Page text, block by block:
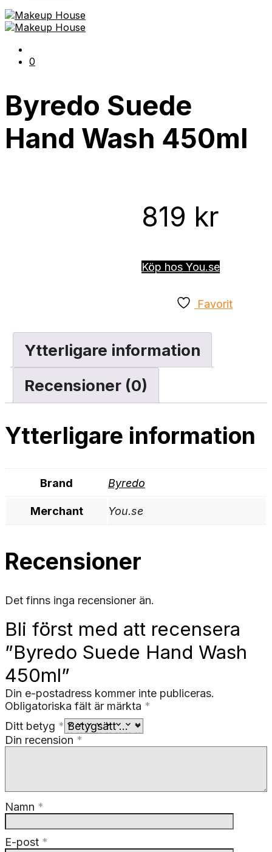
0
Byredo Suede
Hand Wash 450ml
819 kr
Köp hos You.se
Favorit
Ytterligare information
Recensioner (0)
Ytterligare information
Brand Byredo
Merchant You.se
Recensioner
Det finns inga recensioner än.
Bli först med att recensera
”Byredo Suede Hand Wash
450ml”
Din e-postadress kommer inte publiceras.
Obligatoriska fält är märkta *
Ditt betyg *
Din recension *
Namn *
E-post *